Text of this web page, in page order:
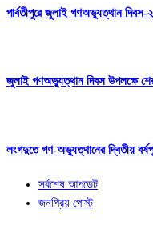
পার্বতীপুরে জুলাই গণঅভ্যুত্থান
জুলাই গণঅভ্যুত্থান দিবস উপলক্ষে
লংগদুতে গণ-অভ্যুত্থানের দ্বিতীয়
সর্বশেষ আপডেট
জনপ্রিয় পোস্ট